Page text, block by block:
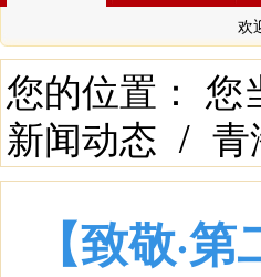
欢
您的位置： 您
新闻动态 / 青
【致敬·